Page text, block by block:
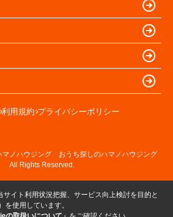
利用規約 プライバシーポリシー
マノハウジング おうち探しのハマノハウジング
All Rights Reserved.
サイト利用状況把握、サービス向上検討を目的と
を使用しています。